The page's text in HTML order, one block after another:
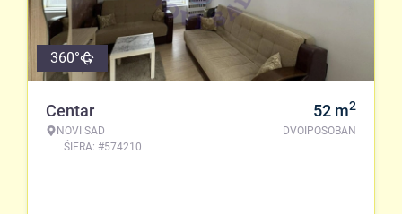
360°
Centar
NOVI SAD
ŠIFRA: #574210
52 m2
DVOIPOSOBAN